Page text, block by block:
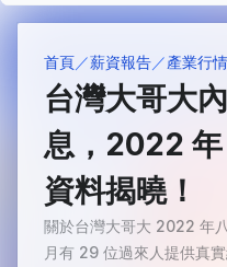
首頁 薪資報告 產業行情
台灣大哥大
息，2022
資料揭曉！
關於台灣大哥大 2022 年
月有 29 位過來人提供真